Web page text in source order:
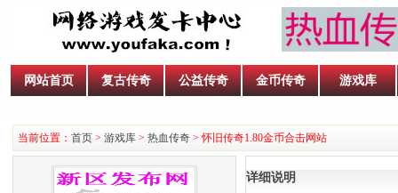
网站首页 复古传奇 公益传奇 金币传奇 游戏库
当前位置： 首页 > 游戏库 > 热血传奇 > 怀旧传奇1.80金币合击网站
详细说明